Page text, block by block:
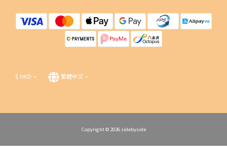
$ HKD 繁體中文
Copyright © 2026 sidebyside